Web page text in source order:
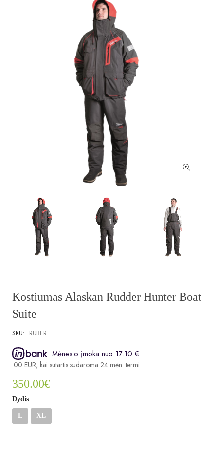
Kostiumas Alaskan Rudder Hunter Boat
Suite
SKU: RUBER
Mėnesio įmoka nuo 17.10 €
EUR, kai sutartis sudaroma 24 mėn. terminui, metinė palūkanų norma –
350.00€
Dydis
L XL